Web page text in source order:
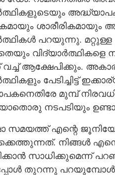
ശാരീരികമായും
പറയുന്നു.
വിദ്യാർത്ഥികളെ
വച്ച് ആക്ഷേപിക്കും.
പേടിച്ചിട്ട്
മുമ്പ്
യാതൊരു നടപടിയും
സമയത്ത് എന്റെ
നിങ്ങൾ
സാധിക്കുമെന്ന്
തുറന്നു പറയുമ്പോൾ